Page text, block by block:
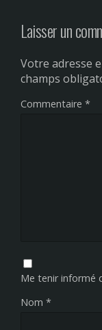
Laisser un
Votre adresse
champs
Commentaire *
Me tenir informé
Nom *